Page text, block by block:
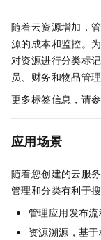
随着云资源增加，
源的成本和监控。
对资源进行分类标
员、财务和物品管
更多标签信息，请
应用场景
随着您创建的云服
管理和分类有利于
管理应用发布流
资源溯源，基